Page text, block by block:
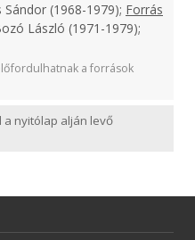
Sándor (1968-1979); Forrás
László (1971-1979);
a források
a nyitólap alján levő